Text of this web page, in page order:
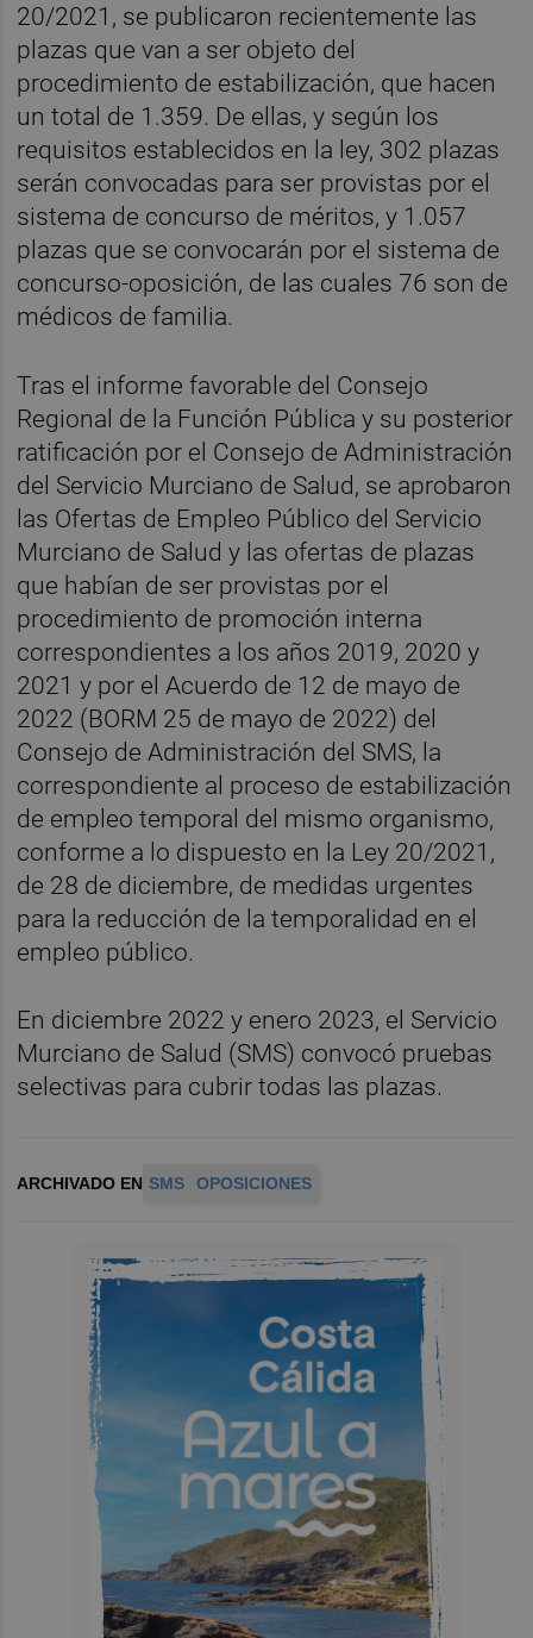
20/2021, se publicaron recientemente las
plazas que van a ser objeto del
procedimiento de estabilización, que hacen
un total de 1.359. De ellas, y según los
requisitos establecidos en la ley, 302 plazas
serán convocadas para ser provistas por el
sistema de concurso de méritos, y 1.057
plazas que se convocarán por el sistema de
concurso-oposición, de las cuales 76 son de
médicos de familia.
Tras el informe favorable del Consejo
Regional de la Función Pública y su posterior
ratificación por el Consejo de Administración
del Servicio Murciano de Salud, se aprobaron
las Ofertas de Empleo Público del Servicio
Murciano de Salud y las ofertas de plazas
que habían de ser provistas por el
procedimiento de promoción interna
correspondientes a los años 2019, 2020 y
2021 y por el Acuerdo de 12 de mayo de
2022 (BORM 25 de mayo de 2022) del
Consejo de Administración del SMS, la
correspondiente al proceso de estabilización
de empleo temporal del mismo organismo,
conforme a lo dispuesto en la Ley 20/2021,
de 28 de diciembre, de medidas urgentes
para la reducción de la temporalidad en el
empleo público.
En diciembre 2022 y enero 2023, el Servicio
Murciano de Salud (SMS) convocó pruebas
selectivas para cubrir todas las plazas.
ARCHIVADO EN SMS OPOSICIONES